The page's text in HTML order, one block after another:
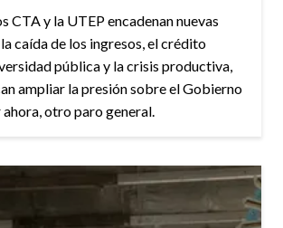
CTA y la UTEP encadenan nuevas
caída de los ingresos, el crédito
pública y la crisis productiva,
ampliar la presión sobre el Gobierno
ahora, otro paro general.